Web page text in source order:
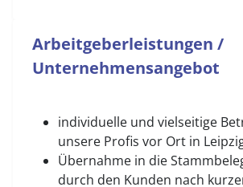
Arbeitgeberleistungen /
Unternehmensangebot
individuelle und vielseitige
unsere Profis vor Ort in
Übernahme in die
durch den Kunden nach